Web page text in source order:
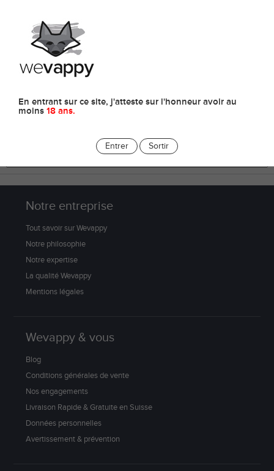
En entrant sur ce site, j'atteste sur l'honneur avoir au
moins 18 ans.
Entrer Sortir
E-liquides
Notre entreprise
Tout savoir sur Wevappy
Notre philosophie
Notre expertise
La qualité Wevappy
Mentions légales
Wevappy & vous
Blog
Conditions générales de vente
Nos engagements
Livraison Rapide & Gratuite en Suisse
Données personnelles
Avertissement & prévention